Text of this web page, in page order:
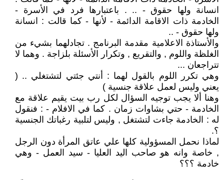
انسانة ولها حقوق - .. . باعتبارها فرد في الأسرة -
الخادمة ذات الاقامة الدائمة - لأنها - كما قالت : انسانة
ولها حقوق - ..
والأستاذة الاعلامية مقدمة البرنامج . تجادلهما بشيء من
الغلظة واللوم , والتقريع , وتكرار الأسئلة بلزاجة . وهما لا
تتراجعان ...
وهي تكرر اللوم بالقول لهما : أنتي جئتي لتشتغلي .. (
يعني وليس لعمل علاقة جنسية )
وهنا ألا يجب توجيه السؤال لكل رب بيت يقيم علاقة مع
الخادمة - حتي بشاوات زمان . كما في الافلام - : فنقول
له : الخادمة جاءت لتشتغل , وليس لتلبية رغباتك الجنسية
؟.
لماذا نحمل المسؤولية كلها علي عاتق المرأة دون الرجل
, خاصة وانه هو صاحب اليد العليا - سيد العمل - وهي
خادمة ؟؟؟